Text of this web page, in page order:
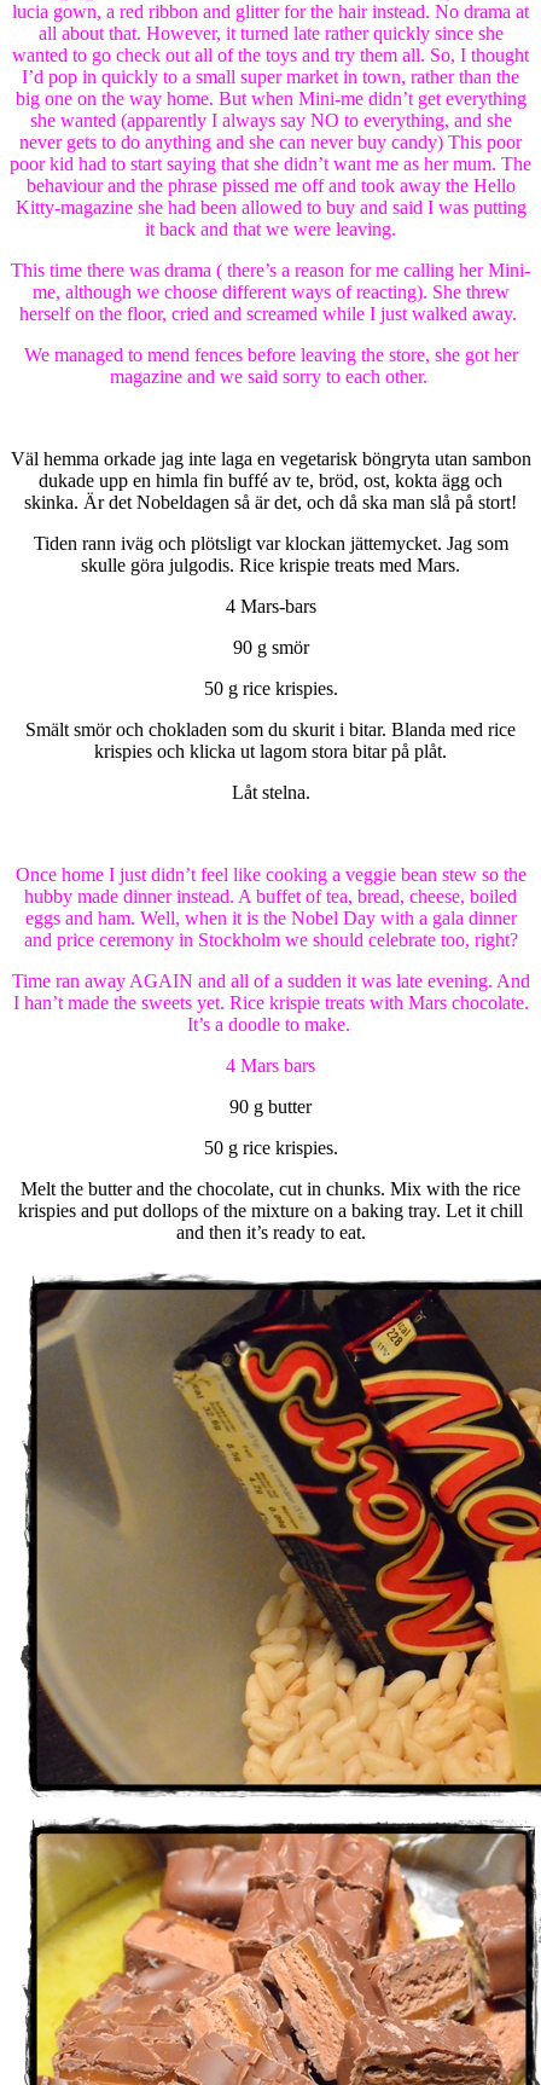
lucia gown, a red ribbon and glitter for the hair instead. No drama at
all about that. However, it turned late rather quickly since she
wanted to go check out all of the toys and try them all. So, I thought
I’d pop in quickly to a small super market in town, rather than the
big one on the way home. But when Mini-me didn’t get everything
she wanted (apparently I always say NO to everything, and she
never gets to do anything and she can never buy candy) This poor
poor kid had to start saying that she didn’t want me as her mum. The
behaviour and the phrase pissed me off and took away the Hello
Kitty-magazine she had been allowed to buy and said I was putting
it back and that we were leaving.
This time there was drama ( there’s a reason for me calling her Mini-
me, although we choose different ways of reacting). She threw
herself on the floor, cried and screamed while I just walked away.
We managed to mend fences before leaving the store, she got her
magazine and we said sorry to each other.
Väl hemma orkade jag inte laga en vegetarisk böngryta utan sambon
dukade upp en himla fin buffé av te, bröd, ost, kokta ägg och
skinka. Är det Nobeldagen så är det, och då ska man slå på stort!
Tiden rann iväg och plötsligt var klockan jättemycket. Jag som
skulle göra julgodis. Rice krispie treats med Mars.
4 Mars-bars
90 g smör
50 g rice krispies.
Smält smör och chokladen som du skurit i bitar. Blanda med rice
krispies och klicka ut lagom stora bitar på plåt.
Låt stelna.
Once home I just didn’t feel like cooking a veggie bean stew so the
hubby made dinner instead. A buffet of tea, bread, cheese, boiled
eggs and ham. Well, when it is the Nobel Day with a gala dinner
and price ceremony in Stockholm we should celebrate too, right?
Time ran away AGAIN and all of a sudden it was late evening. And
I han’t made the sweets yet. Rice krispie treats with Mars chocolate.
It’s a doodle to make.
4 Mars bars
90 g butter
50 g rice krispies.
Melt the butter and the chocolate, cut in chunks. Mix with the rice
krispies and put dollops of the mixture on a baking tray. Let it chill
and then it’s ready to eat.